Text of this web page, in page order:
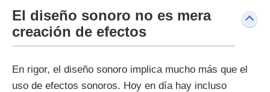
El diseño sonoro no es mera
creación de efectos
En rigor, el diseño sonoro implica mucho más que el
uso de efectos sonoros. Hoy en día hay incluso